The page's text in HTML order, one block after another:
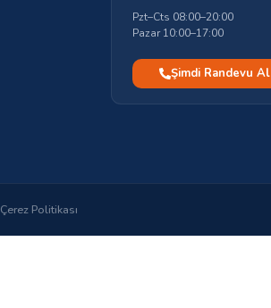
Pzt–Cts 08:00–20:00
Pazar 10:00–17:00
Şimdi Randevu Al
Çerez Politikası